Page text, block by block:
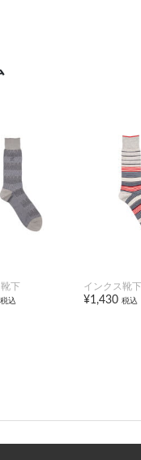
下
税込
インクス靴下
¥1,430 税込